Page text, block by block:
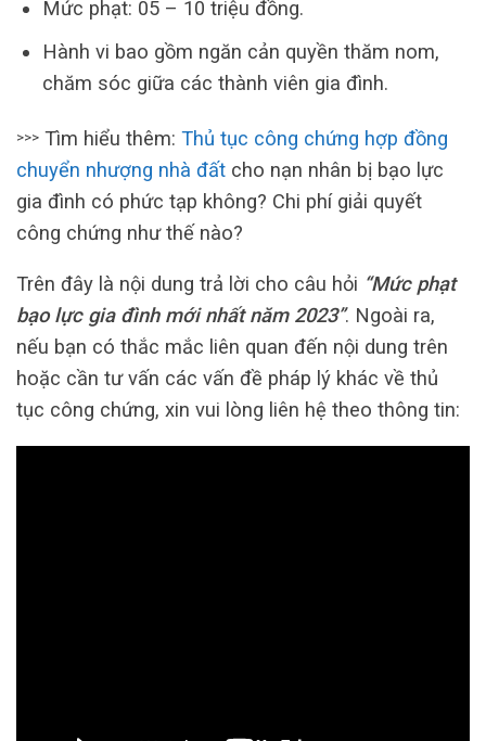
Mức phạt: 05 – 10 triệu đồng.
Hành vi bao gồm ngăn cản quyền thăm nom,
chăm sóc giữa các thành viên gia đình.
>>> Tìm hiểu thêm: Thủ tục công chứng hợp đồng
chuyển nhượng nhà đất cho nạn nhân bị bạo lực
gia đình có phức tạp không? Chi phí giải quyết
công chứng như thế nào?
Trên đây là nội dung trả lời cho câu hỏi “Mức phạt
bạo lực gia đình mới nhất năm 2023”. Ngoài ra,
nếu bạn có thắc mắc liên quan đến nội dung trên
hoặc cần tư vấn các vấn đề pháp lý khác về thủ
tục công chứng, xin vui lòng liên hệ theo thông tin: